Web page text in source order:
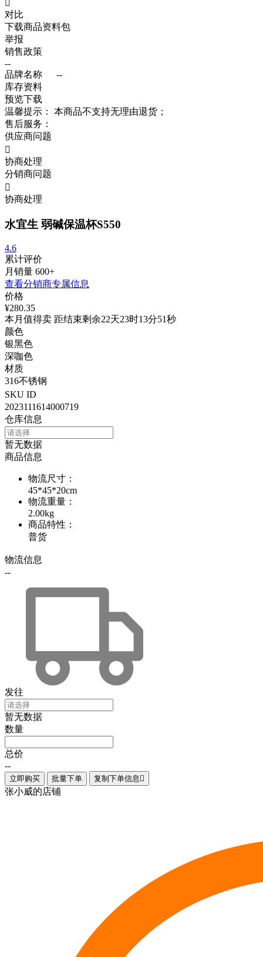
对比
下载商品资料包
举报
销售政策
--
品牌名称
--
库存资料
预览下载
温馨提示：
本商品不支持无理由退货；
售后服务：
供应商问题

协商处理
分销商问题

协商处理
水宜生 弱碱保温杯S550
4.6
累计评价
月销量 600+
查看分销商专属信息
价格
¥280.35
本月值得卖 距结束剩余22天23时13分51秒
颜色
银黑色
深咖色
材质
316不锈钢
SKU ID
2023111614000719
仓库信息
暂无数据
商品信息
物流尺寸 ：
45*45*20cm
物流重量 ：
2.00kg
商品特性 ：
普货
物流信息
--
发往
暂无数据
数量
总价
--
立即购买 批量下单 复制下单信息 
张小威的店铺